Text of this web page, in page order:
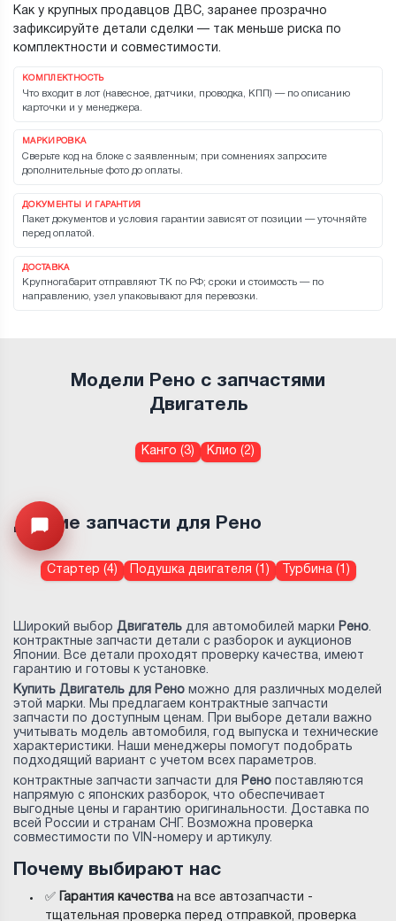
Как у крупных продавцов ДВС, заранее прозрачно
зафиксируйте детали сделки — так меньше риска по
комплектности и совместимости.
КОМПЛЕКТНОСТЬ
Что входит в лот (навесное, датчики, проводка, КПП) — по описанию
карточки и у менеджера.
МАРКИРОВКА
Сверьте код на блоке с заявленным; при сомнениях запросите
дополнительные фото до оплаты.
ДОКУМЕНТЫ И ГАРАНТИЯ
Пакет документов и условия гарантии зависят от позиции — уточняйте
перед оплатой.
ДОСТАВКА
Крупногабарит отправляют ТК по РФ; сроки и стоимость — по
направлению, узел упаковывают для перевозки.
Открыть меню
Модели Рено с запчастями
Двигатель
Канго (3) Клио (2)
Другие запчасти для Рено
Стартер (4) Подушка двигателя (1) Турбина (1)
Широкий выбор Двигатель для автомобилей марки Рено.
контрактные запчасти детали с разборок и аукционов
Японии. Все детали проходят проверку качества, имеют
гарантию и готовы к установке.
Купить Двигатель для Рено можно для различных моделей
этой марки. Мы предлагаем контрактные запчасти
запчасти по доступным ценам. При выборе детали важно
учитывать модель автомобиля, год выпуска и технические
характеристики. Наши менеджеры помогут подобрать
подходящий вариант с учетом всех параметров.
контрактные запчасти запчасти для
Рено поставляются
напрямую с японских разборок, что обеспечивает
выгодные цены и гарантию оригинальности. Доставка по
всей России и странам СНГ. Возможна проверка
совместимости по VIN-номеру и артикулу.
Почему выбирают нас
✅ Гарантия качествана все автозапчасти -
тщательная проверка перед отправкой, проверка